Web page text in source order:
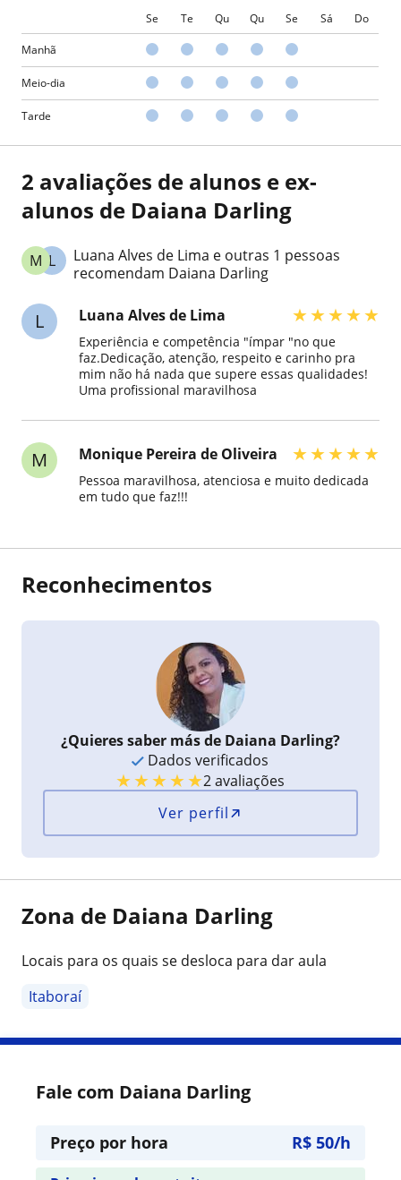
Se Te Qu Qu Se Sá Do
Manhã
Meio-dia
Tarde
2 avaliações de alunos e ex-
alunos de Daiana Darling
L
M
Luana Alves de Lima e outras 1 pessoas
recomendam Daiana Darling
L Luana Alves de Lima ★★★★★
Experiência e competência "ímpar "no que
faz.Dedicação, atenção, respeito e carinho pra
mim não há nada que supere essas qualidades!
Uma profissional maravilhosa
M Monique Pereira de Oliveira ★★★★★
Pessoa maravilhosa, atenciosa e muito dedicada
em tudo que faz!!!
Reconhecimentos
¿Quieres saber más de Daiana Darling?
Dados verificados
★★★★★2 avaliações
Ver perfil
Zona de Daiana Darling
Locais para os quais se desloca para dar aula
Itaboraí
Fale com Daiana Darling
Preço por hora R$ 50/h